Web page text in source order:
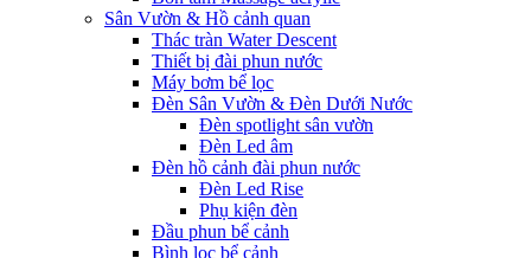
Sân Vườn & Hồ cảnh quan
Thác tràn Water Descent
Thiết bị đài phun nước
Máy bơm bể lọc
Đèn Sân Vườn & Đèn Dưới Nước
Đèn spotlight sân vườn
Đèn Led âm
Đèn hồ cảnh đài phun nước
Đèn Led Rise
Phụ kiện đèn
Đầu phun bể cảnh
Bình lọc bể cảnh